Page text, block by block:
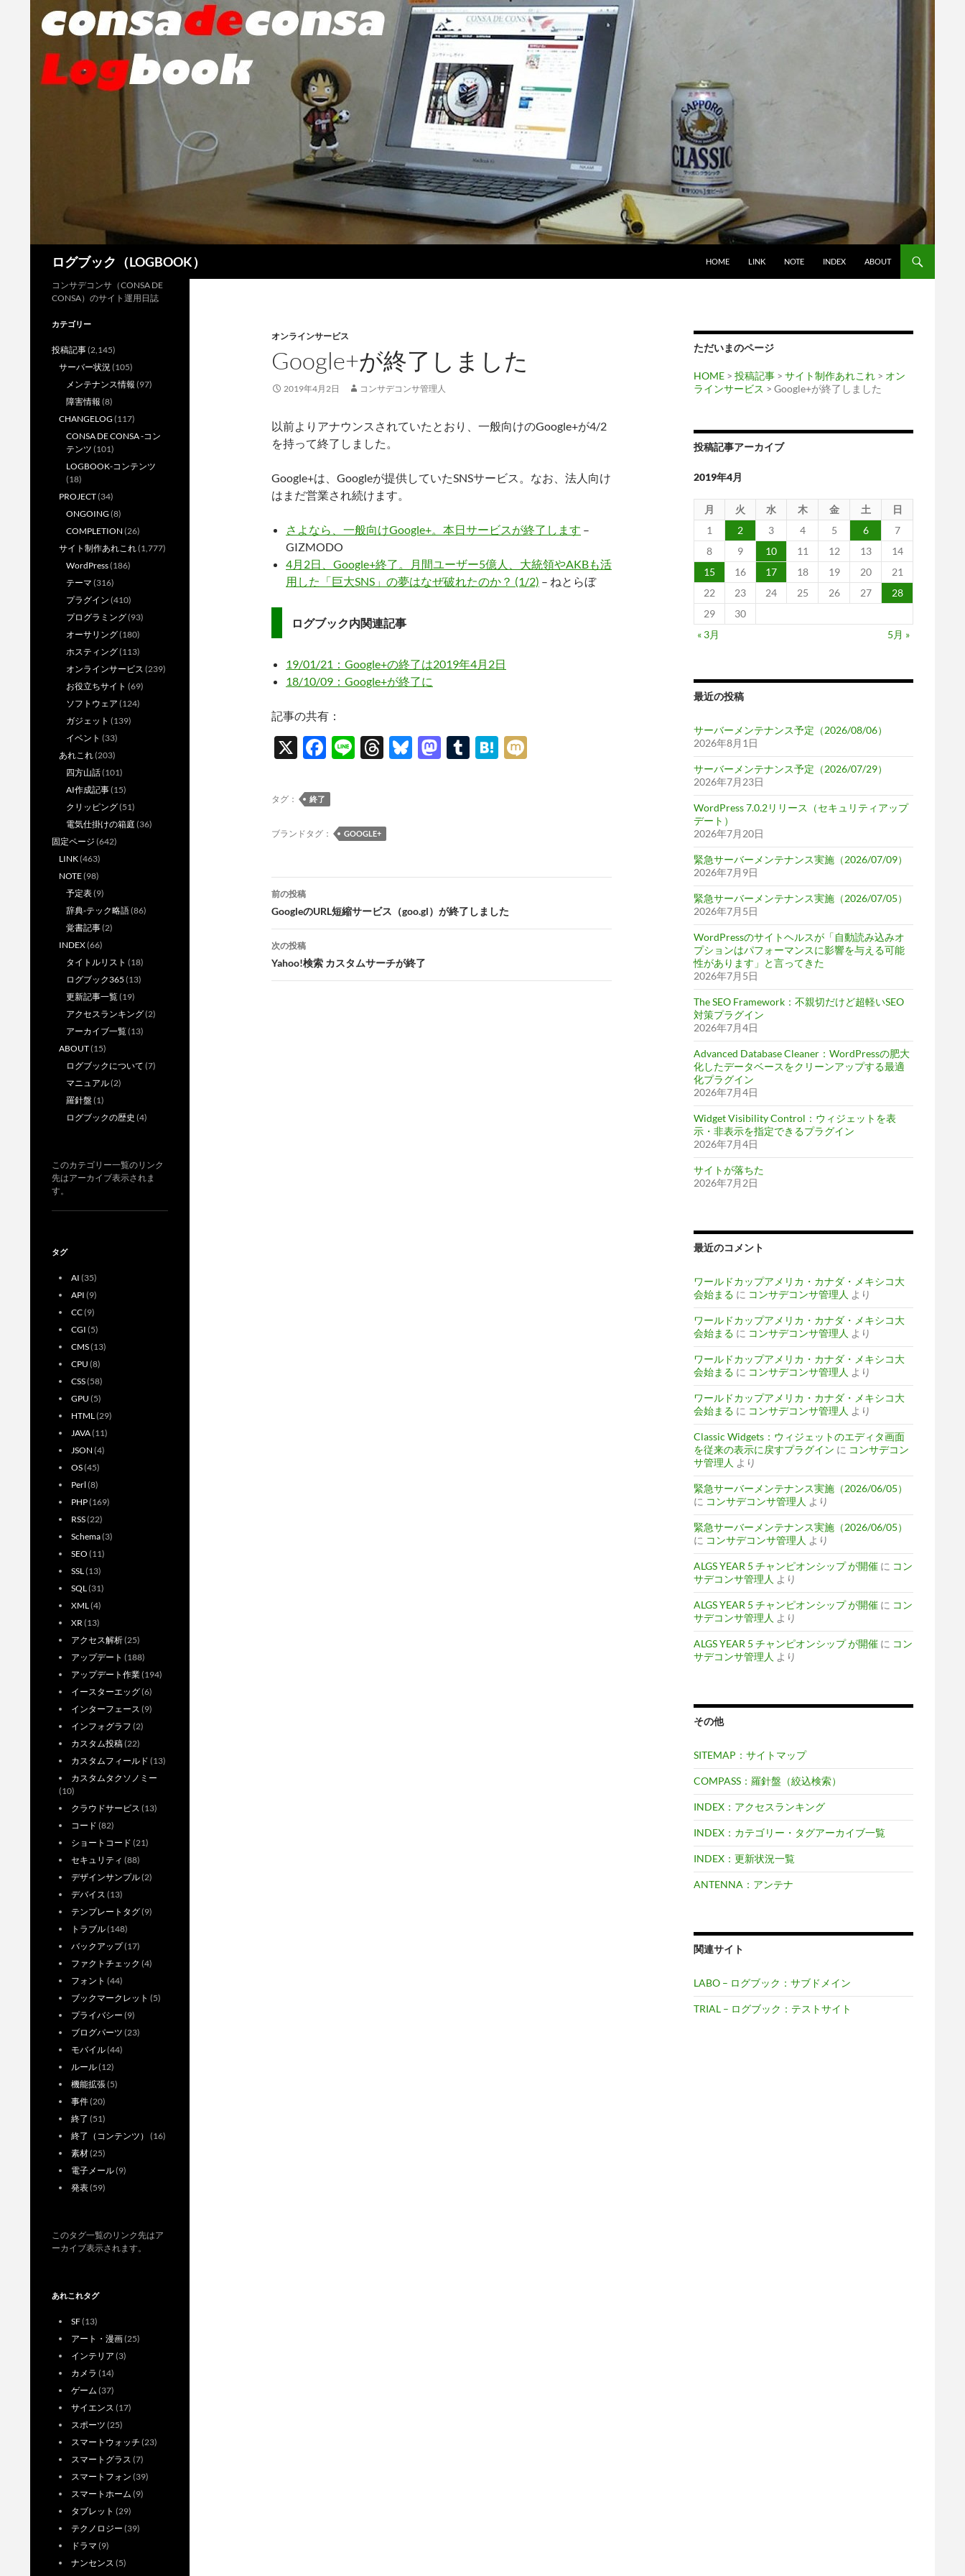
ログブック（LOGBOOK）
HOME
LINK NOTE INDEX ABOUT
オンラインサービス
Google+が終了しました
2019年4月2日 コンサデコンサ管理人
以前よりアナウンスされていたとおり、一般向けのGoogle+が4/2
を持って終了しました。
Google+は、Googleが提供していたSNSサービス。なお、法人向け
はまだ営業され続けます。
さよなら、一般向けGoogle+。本日サービスが終了します –
GIZMODO
4月2日、Google+終了。月間ユーザー5億人、大統領やAKBも活
用した「巨大SNS」の夢はなぜ破れたのか？ (1/2) – ねとらぼ
ログブック内関連記事
19/01/21：Google+の終了は2019年4月2日
18/10/09：Google+が終了に
記事の共有：
X
F
e
o
k
Li
T
ds
Bl M T
H
タグ： 終了
ブランドタグ： GOOGLE+
投
稿
ナ
ビ
ゲ
前の投稿
GoogleのURL短縮サービス（goo.gl）が終了しました
次の投稿
Yahoo!検索 カスタムサーチが終了
ただいまのページ
HOME > 投稿記事 > サイト制作あれこれ > オン
ラインサービス > Google+が終了しました
投稿記事アーカイブ
2019年4月
月 火 水 木 金 土
日
1
2 3 4 5 6
7
8
9 10 11 12 13
14
15
16 17 18 19 20
21
22
23 24 25 26 27
28
29
30
« 3月
5月 »
最近の投稿
サーバーメンテナンス予定（2026/08/06）
2026年8月1日
サーバーメンテナンス予定（2026/07/29）
2026年7月23日
WordPress 7.0.2リリース（セキュリティアップ
デート）
2026年7月20日
緊急サーバーメンテナンス実施（2026/07/09）
2026年7月9日
緊急サーバーメンテナンス実施（2026/07/05）
2026年7月5日
WordPressのサイトヘルスが「自動読み込みオ
プションはパフォーマンスに影響を与える可能
性があります」と言ってきた
2026年7月5日
The SEO Framework：不親切だけど超軽いSEO
対策プラグイン
2026年7月4日
Advanced Database Cleaner：WordPressの肥大
化したデータベースをクリーンアップする最適
化プラグイン
2026年7月4日
Widget Visibility Control：ウィジェットを表
示・非表示を指定できるプラグイン
2026年7月4日
サイトが落ちた
2026年7月2日
最近のコメント
ワールドカップアメリカ・カナダ・メキシコ大
会始まる に コンサデコンサ管理人 より
ワールドカップアメリカ・カナダ・メキシコ大
会始まる に コンサデコンサ管理人 より
ワールドカップアメリカ・カナダ・メキシコ大
会始まる に コンサデコンサ管理人 より
ワールドカップアメリカ・カナダ・メキシコ大
会始まる に コンサデコンサ管理人 より
Classic Widgets：ウィジェットのエディタ画面
を従来の表示に戻すプラグイン に コンサデコン
サ管理人 より
緊急サーバーメンテナンス実施（2026/06/05）
に コンサデコンサ管理人 より
緊急サーバーメンテナンス実施（2026/06/05）
に コンサデコンサ管理人 より
ALGS YEAR 5 チャンピオンシップ が開催 に コン
サデコンサ管理人 より
ALGS YEAR 5 チャンピオンシップ が開催 に コン
サデコンサ管理人 より
ALGS YEAR 5 チャンピオンシップ が開催 に コン
サデコンサ管理人 より
その他
SITEMAP：サイトマップ
COMPASS：羅針盤（絞込検索）
INDEX：アクセスランキング
INDEX：カテゴリー・タグアーカイブ一覧
INDEX：更新状況一覧
ANTENNA：アンテナ
関連サイト
LABO – ログブック：サブドメイン
TRIAL – ログブック：テストサイト
コンサデコンサ（CONSA DE
CONSA）のサイト運用日誌
カテゴリー
投稿記事(2,145)
サーバー状況(105)
メンテナンス情報 (97)
障害情報 (8)
CHANGELOG (117)
CONSA DE CONSA -コン
テンツ (101)
LOGBOOK-コンテンツ
(18)
PROJECT(34)
ONGOING (8)
COMPLETION (26)
サイト制作あれこれ(1,777)
WordPress(186)
テーマ (316)
プラグイン (410)
プログラミング(93)
オーサリング(180)
ホスティング(113)
オンラインサービス (239)
お役立ちサイト (69)
ソフトウェア (124)
ガジェット (139)
イベント (33)
あれこれ(203)
四方山話(101)
AI作成記事(15)
クリッピング(51)
電気仕掛けの箱庭 (36)
固定ページ (642)
LINK(463)
NOTE(98)
予定表(9)
辞典-テック略語(86)
覚書記事(2)
INDEX(66)
タイトルリスト (18)
ログブック365 (13)
更新記事一覧(19)
アクセスランキング(2)
アーカイブ一覧(13)
ABOUT(15)
ログブックについて (7)
マニュアル(2)
羅針盤(1)
ログブックの歴史 (4)
このカテゴリー一覧のリンク
先はアーカイブ表示されま
す。
タグ
AI (35)
API (9)
CC(9)
CGI (5)
CMS(13)
CPU (8)
CSS(58)
GPU (5)
HTML(29)
JAVA(11)
JSON (4)
OS(45)
Perl (8)
PHP(169)
RSS(22)
Schema(3)
SEO (11)
SSL(13)
SQL(31)
XML(4)
XR(13)
アクセス解析(25)
アップデート (188)
アップデート作業(194)
イースターエッグ(6)
インターフェース (9)
インフォグラフ (2)
カスタム投稿(22)
カスタムフィールド (13)
カスタムタクソノミー
(10)
クラウドサービス (13)
コード (82)
ショートコード (21)
セキュリティ (88)
デザインサンプル(2)
デバイス (13)
テンプレートタグ(9)
トラブル(148)
バックアップ(17)
ファクトチェック (4)
フォント (44)
ブックマークレット (5)
プライバシー (9)
ブログパーツ (23)
モバイル(44)
ルール(12)
機能拡張(5)
事件(20)
終了 (51)
終了（コンテンツ） (16)
素材(25)
電子メール(9)
発表(59)
このタグ一覧のリンク先はア
ーカイブ表示されます。
あれこれタグ
SF(13)
アート・漫画(25)
インテリア (3)
カメラ (14)
ゲーム (37)
サイエンス (17)
スポーツ (25)
スマートウォッチ (23)
スマートグラス (7)
スマートフォン (39)
スマートホーム (9)
タブレット (29)
テクノロジー (39)
ドラマ (9)
ナンセンス (5)